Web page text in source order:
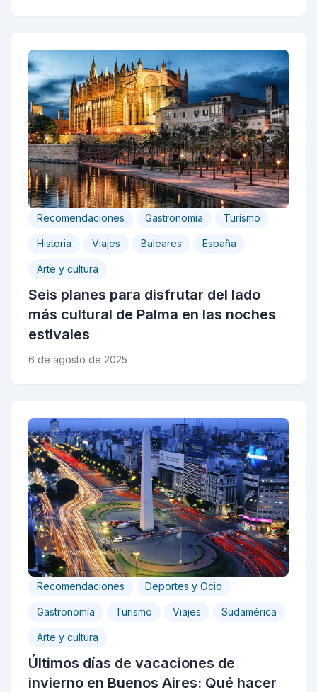
Recomendaciones Gastronomía Turismo
Historia Viajes Baleares España
Arte y cultura
Seis planes para disfrutar del lado
más cultural de Palma en las noches
estivales
6 de agosto de 2025
Recomendaciones Deportes y Ocio
Gastronomía Turismo Viajes Sudamérica
Arte y cultura
Últimos días de vacaciones de
invierno en Buenos Aires: Qué hacer